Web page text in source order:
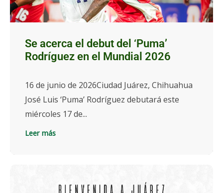
Se acerca el debut del ‘Puma’
Rodríguez en el Mundial 2026
16 de junio de 2026Ciudad Juárez, Chihuahua
José Luis ‘Puma’ Rodríguez debutará este
miércoles 17 de...
Leer más